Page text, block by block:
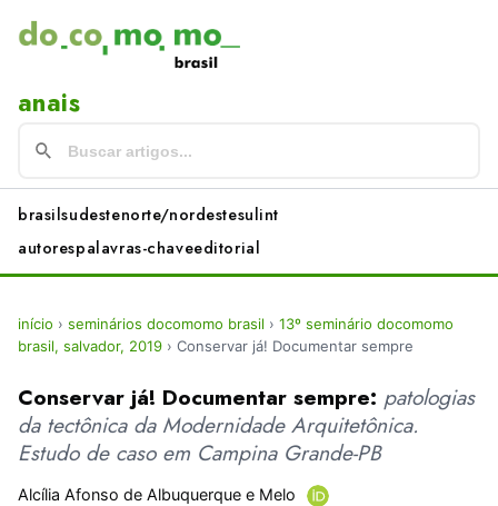
anais
brasilsudestenorte/nordestesulint
autorespalavras-chaveeditorial
início › seminários docomomo brasil › 13º seminário docomomo
brasil, salvador, 2019 › Conservar já! Documentar sempre
Conservar já! Documentar sempre: patologias
da tectônica da Modernidade Arquitetônica.
Estudo de caso em Campina Grande-PB
Alcília Afonso de Albuquerque e Melo